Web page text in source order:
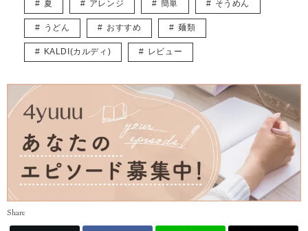
夏 アレンジ 簡単 そうめん
うどん おすすめ 麺類
KALDI(カルディ) レビュー
Share